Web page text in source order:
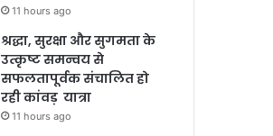
11 hours ago
श्रद्धा, सुरक्षा और सुगमता के
उत्कृष्ट समन्वय से
सफलतापूर्वक संचालित हो
रही कांवड़ यात्रा
11 hours ago